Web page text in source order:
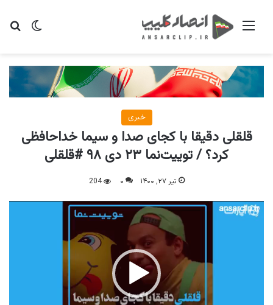
تغییر منو
خبری
قلقلی دقیقا با کجای صدا و سیما خداحافظی
کرد؟ / توییت‌نما ۲۳ دی ۹۸ #قلقلی
تیر ۲۷, ۱۴۰۰ ۰ 204
نمایشگر
ویدیو